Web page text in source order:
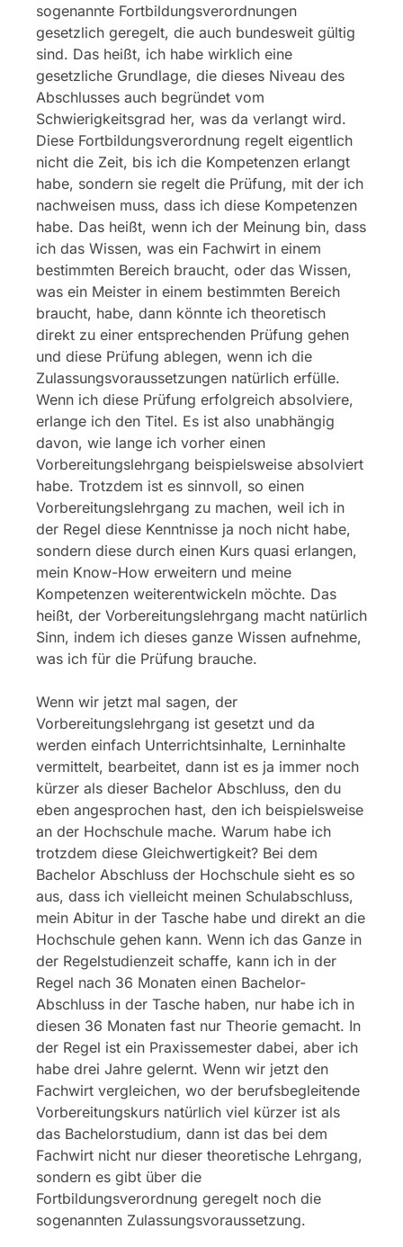
sogenannte Fortbildungsverordnungen
gesetzlich geregelt, die auch bundesweit gültig
sind. Das heißt, ich habe wirklich eine
gesetzliche Grundlage, die dieses Niveau des
Abschlusses auch begründet vom
Schwierigkeitsgrad her, was da verlangt wird.
Diese Fortbildungsverordnung regelt eigentlich
nicht die Zeit, bis ich die Kompetenzen erlangt
habe, sondern sie regelt die Prüfung, mit der ich
nachweisen muss, dass ich diese Kompetenzen
habe. Das heißt, wenn ich der Meinung bin, dass
ich das Wissen, was ein Fachwirt in einem
bestimmten Bereich braucht, oder das Wissen,
was ein Meister in einem bestimmten Bereich
braucht, habe, dann könnte ich theoretisch
direkt zu einer entsprechenden Prüfung gehen
und diese Prüfung ablegen, wenn ich die
Zulassungsvoraussetzungen natürlich erfülle.
Wenn ich diese Prüfung erfolgreich absolviere,
erlange ich den Titel. Es ist also unabhängig
davon, wie lange ich vorher einen
Vorbereitungslehrgang beispielsweise absolviert
habe. Trotzdem ist es sinnvoll, so einen
Vorbereitungslehrgang zu machen, weil ich in
der Regel diese Kenntnisse ja noch nicht habe,
sondern diese durch einen Kurs quasi erlangen,
mein Know-How erweitern und meine
Kompetenzen weiterentwickeln möchte. Das
heißt, der Vorbereitungslehrgang macht natürlich
Sinn, indem ich dieses ganze Wissen aufnehme,
was ich für die Prüfung brauche.
Wenn wir jetzt mal sagen, der
Vorbereitungslehrgang ist gesetzt und da
werden einfach Unterrichtsinhalte, Lerninhalte
vermittelt, bearbeitet, dann ist es ja immer noch
kürzer als dieser Bachelor Abschluss, den du
eben angesprochen hast, den ich beispielsweise
an der Hochschule mache. Warum habe ich
trotzdem diese Gleichwertigkeit? Bei dem
Bachelor Abschluss der Hochschule sieht es so
aus, dass ich vielleicht meinen Schulabschluss,
mein Abitur in der Tasche habe und direkt an die
Hochschule gehen kann. Wenn ich das Ganze in
der Regelstudienzeit schaffe, kann ich in der
Regel nach 36 Monaten einen Bachelor-
Abschluss in der Tasche haben, nur habe ich in
diesen 36 Monaten fast nur Theorie gemacht. In
der Regel ist ein Praxissemester dabei, aber ich
habe drei Jahre gelernt. Wenn wir jetzt den
Fachwirt vergleichen, wo der berufsbegleitende
Vorbereitungskurs natürlich viel kürzer ist als
das Bachelorstudium, dann ist das bei dem
Fachwirt nicht nur dieser theoretische Lehrgang,
sondern es gibt über die
Fortbildungsverordnung geregelt noch die
sogenannten Zulassungsvoraussetzung.